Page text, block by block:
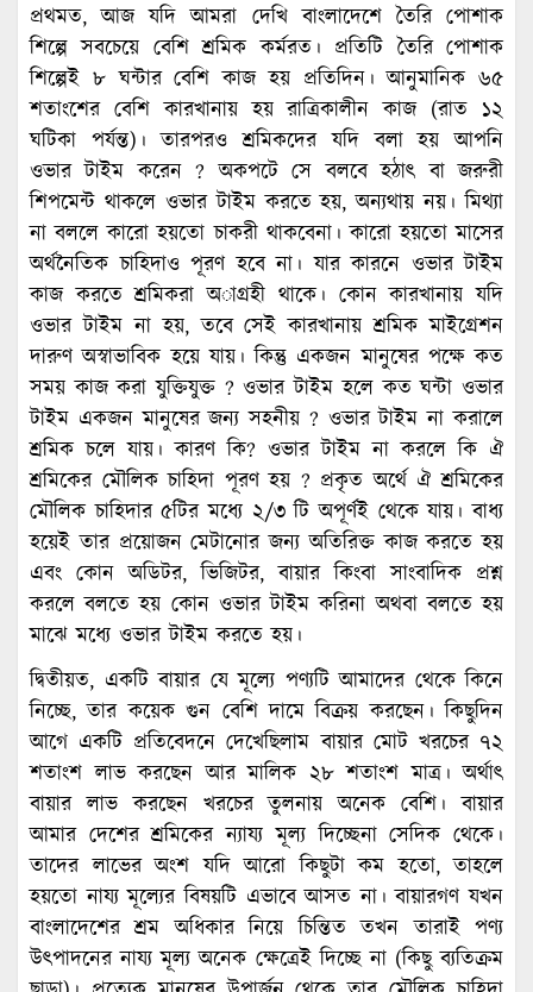
প্রথমত, আজ যদি আমরা দেখি বাংলাদেশে তৈরি পোশাক
শিল্পে সবচেয়ে বেশি শ্রমিক কর্মরত। প্রতিটি তৈরি পোশাক
শিল্পেই ৮ ঘন্টার বেশি কাজ হয় প্রতিদিন। আনুমানিক ৬৫
শতাংশের বেশি কারখানায় হয় রাত্রিকালীন কাজ (রাত ১২
ঘটিকা পর্যন্ত)। তারপরও শ্রমিকদের যদি বলা হয় আপনি
ওভার টাইম করেন ? অকপটে সে বলবে হঠাৎ বা জরুরী
শিপমেন্ট থাকলে ওভার টাইম করতে হয়, অন্যথায় নয়। মিথ্যা
না বললে কারো হয়তো চাকরী থাকবেনা। কারো হয়তো মাসের
অর্থনৈতিক চাহিদাও পূরণ হবে না। যার কারনে ওভার টাইম
কাজ করতে শ্রমিকরা অাগ্রহী থাকে। কোন কারখানায় যদি
ওভার টাইম না হয়, তবে সেই কারখানায় শ্রমিক মাইগ্রেশন
দারুণ অস্বাভাবিক হয়ে যায়। কিন্তু একজন মানুষের পক্ষে কত
সময় কাজ করা যুক্তিযুক্ত ? ওভার টাইম হলে কত ঘন্টা ওভার
টাইম একজন মানুষের জন্য সহনীয় ? ওভার টাইম না করালে
শ্রমিক চলে যায়। কারণ কি? ওভার টাইম না করলে কি ঐ
শ্রমিকের মৌলিক চাহিদা পূরণ হয় ? প্রকৃত অর্থে ঐ শ্রমিকের
মৌলিক চাহিদার ৫টির মধ্যে ২/৩ টি অপূর্ণই থেকে যায়। বাধ্য
হয়েই তার প্রয়োজন মেটানোর জন্য অতিরিক্ত কাজ করতে হয়
এবং কোন অডিটর, ভিজিটর, বায়ার কিংবা সাংবাদিক প্রশ্ন
করলে বলতে হয় কোন ওভার টাইম করিনা অথবা বলতে হয়
মাঝে মধ্যে ওভার টাইম করতে হয়।
দ্বিতীয়ত, একটি বায়ার যে মূল্যে পণ্যটি আমাদের থেকে কিনে
নিচ্ছে, তার কয়েক গুন বেশি দামে বিক্রয় করছেন। কিছুদিন
আগে একটি প্রতিবেদনে দেখেছিলাম বায়ার মোট খরচের ৭২
শতাংশ লাভ করছেন আর মালিক ২৮ শতাংশ মাত্র। অর্থাৎ
বায়ার লাভ করছেন খরচের তুলনায় অনেক বেশি। বায়ার
আমার দেশের শ্রমিকের ন্যায্য মূল্য দিচ্ছেনা সেদিক থেকে।
তাদের লাভের অংশ যদি আরো কিছুটা কম হতো, তাহলে
হয়তো নায্য মূল্যের বিষয়টি এভাবে আসত না। বায়ারগণ যখন
বাংলাদেশের শ্রম অধিকার নিয়ে চিন্তিত তখন তারাই পণ্য
উৎপাদনের নায্য মূল্য অনেক ক্ষেত্রেই দিচ্ছে না (কিছু ব্যতিক্রম